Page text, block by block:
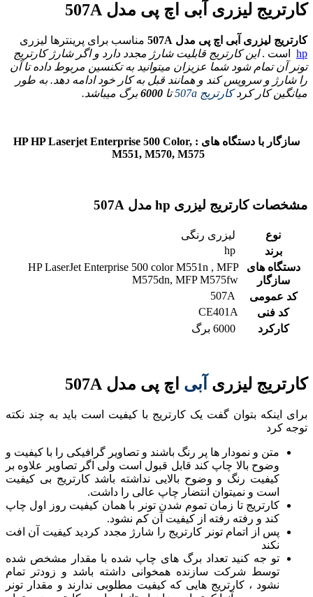
کارتریج لیزری آبی اچ پی مدل 507A
کارتریج لیزری آبی اچ پی مدل 507A
مناسب برای پرینترها لیزری
hp است .این کارتریج قابلیت شارژ مجدد دارد و اگر شارژ کارتریج
تونر آن تمام شود شما عزیزان میتوانید به تکنسین مربوط داده تا آن
را شارژ و سرویس کند و همانند قبل به کار خود ادامه دهد. به طور
میانگین کار کردکارتریج 507a تا 6000 برگ میباشد.
سازگار با دستگاه های : HP HP Laserjet Enterprise 500 Color,
M551, M570, M575
مشخصات کارتریج لیزری hp مدل 507A
نوع
لیزری رنگی
برند
دستگاه های
سازگار
HP LaserJet Enterprise 500 color M551n , MFP
M575dn, MFP M575fw
کد عمومی
کد فنی
CE401A
کارکرد
کارتریج لیزری آبی اچ پی مدل 507A
برای اینکه بتوان گفت یک کارتریج با کیفیت است باید به چند نکته
توجه کرد
متن و نمودار ها پر رنگ باشند و تصاویر گرافیکی را با کیفیت و
وضوح بالا چاپ کند قابل قبول است ولی اگر تصاویر علاوه بر
کیفیت رنگ و وضوح بالایی نداشته باشد کارتریج بی کیفیت
است و نمیتوان انتضار چاپ عالی را داشت.
کارتریج تا زمان تموم شدن تونر با همان کیفیت روز اول چاپ
کند و رفته رفته از کیفیت آن کم نشود.
پس از اتمام تونر کارتریج را شارژ مجدد کردید کیفیت آن افت
نکند
تو جه کنید تعداد برگ های چاپ شده با مقدار مشخص شده
توسط شرکت سازنده همخوانی داشته باشد و زودتر تمام
نشود ، کارتریج هایی که کیفیت مطلوبی ندارند و مقدار تونر